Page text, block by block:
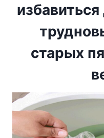
старых